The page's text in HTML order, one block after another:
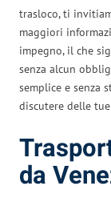
trasloco, ti
maggiori
impegno, il che
senza alcun
semplice e senza
discutere delle
da